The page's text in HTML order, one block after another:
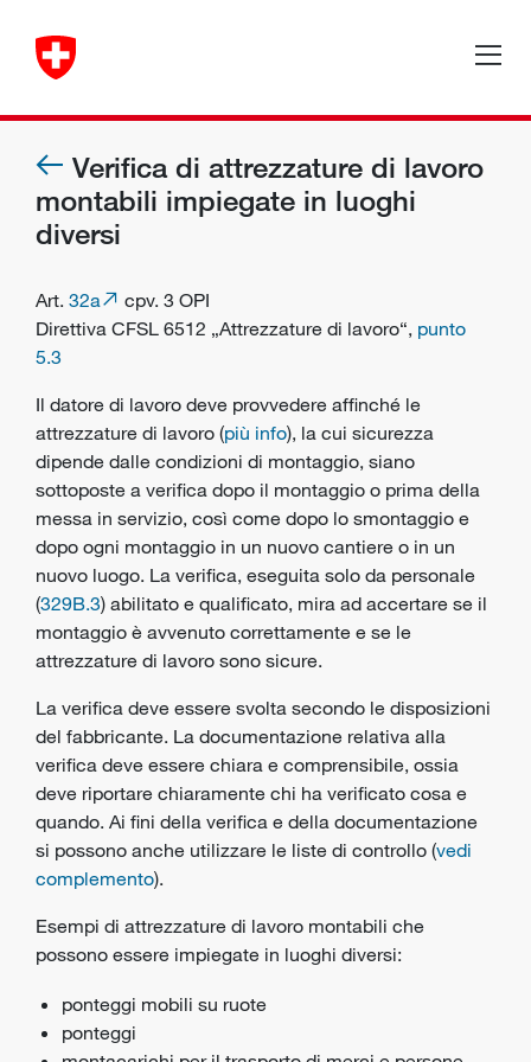
Verifica di attrezzature di lavoro
montabili impiegate in luoghi
diversi
Art. 32a
cpv. 3 OPI
Direttiva CFSL 6512 „Attrezzature di lavoro“, punto
5.3
Il datore di lavoro deve provvedere affinché le
attrezzature di lavoro (più info), la cui sicurezza
dipende dalle condizioni di montaggio, siano
sottoposte a verifica dopo il montaggio o prima della
messa in servizio, così come dopo lo smontaggio e
dopo ogni montaggio in un nuovo cantiere o in un
nuovo luogo. La verifica, eseguita solo da personale
(329B.3) abilitato e qualificato, mira ad accertare se il
montaggio è avvenuto correttamente e se le
attrezzature di lavoro sono sicure.
La verifica deve essere svolta secondo le disposizioni
del fabbricante. La documentazione relativa alla
verifica deve essere chiara e comprensibile, ossia
deve riportare chiaramente chi ha verificato cosa e
quando. Ai fini della verifica e della documentazione
si possono anche utilizzare le liste di controllo (vedi
complemento).
Esempi di attrezzature di lavoro montabili che
possono essere impiegate in luoghi diversi:
ponteggi mobili su ruote
ponteggi